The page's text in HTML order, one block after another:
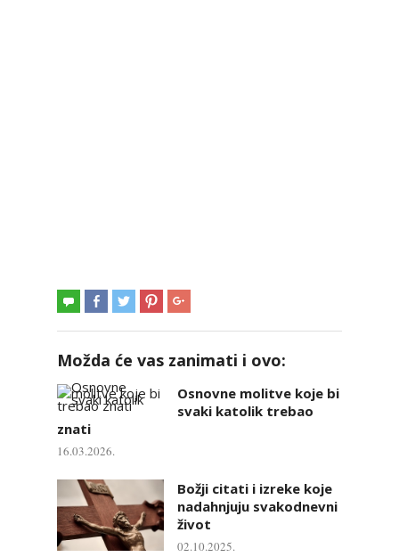
Možda će vas zanimati i ovo:
Osnovne molitve koje bi
svaki katolik trebao
znati
16.03.2026.
Božji citati i izreke koje
nadahnjuju svakodnevni
život
02.10.2025.